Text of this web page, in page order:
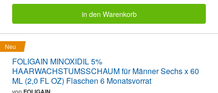
in den Warenkorb
Neu
FOLIGAIN MINOXIDIL 5%
HAARWACHSTUMSSCHAUM für Männer Sechs x 60
ML (2,0 FL OZ) Flaschen 6 Monatsvorrat
von